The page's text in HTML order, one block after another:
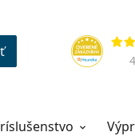
Hodnotenia